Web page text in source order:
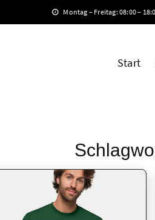
Montag – Freitag: 08:00 –
Start